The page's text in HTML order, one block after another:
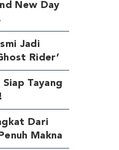
New Day
Jadi
Rider’
Tayang
Dari
Makna